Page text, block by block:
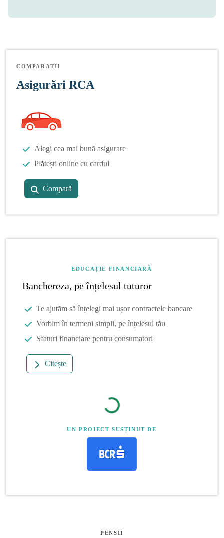
COMPARAȚII
Asigurări RCA
Alegi cea mai bună asigurare
Plătești online cu cardul
Compară
EDUCAȚIE FINANCIARĂ
Banchereza, pe înțelesul tuturor
Te ajutăm să înțelegi mai ușor contractele bancare
Vorbim în termeni simpli, pe înțelesul tău
Sfaturi financiare pentru consumatori
Citește
UN PROIECT SUSȚINUT DE
PENSII